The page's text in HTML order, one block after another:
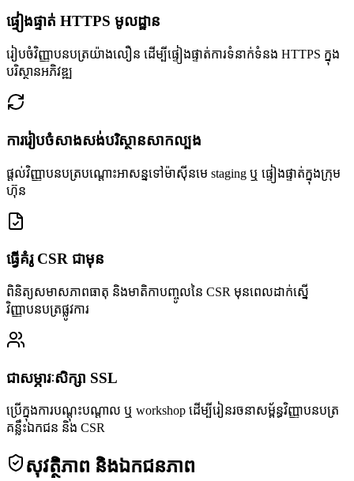
ផ្ទៀងផ្ទាត់ HTTPS មូលដ្ឋាន
រៀបចំវិញ្ញាបនបត្រយ៉ាងលឿន ដើម្បីផ្ទៀងផ្ទាត់ការទំនាក់ទំនង HTTPS ក្នុង
បរិស្ថានអភិវឌ្ឍ
ការរៀបចំសាងសង់បរិស្ថានសាកល្បង
ផ្តល់វិញ្ញាបនបត្របណ្តោះអាសន្នទៅម៉ាស៊ីនមេ staging ឬ ផ្ទៀងផ្ទាត់ក្នុងក្រុម
ហ៊ុន
ធ្វើគំរូ CSR ជាមុន
ពិនិត្យសមាសភាពធាតុ និងមាតិកាបញ្ចូលនៃ CSR មុនពេលដាក់ស្នើ
វិញ្ញាបនបត្រផ្លូវការ
ជាសម្ភារៈសិក្សា SSL
ប្រើក្នុងការបណ្តុះបណ្តាល ឬ workshop ដើម្បីរៀនរចនាសម្ព័ន្ធវិញ្ញាបនបត្រ
គន្លឹះឯកជន និង CSR
សុវត្ថិភាព និងឯកជនភាព